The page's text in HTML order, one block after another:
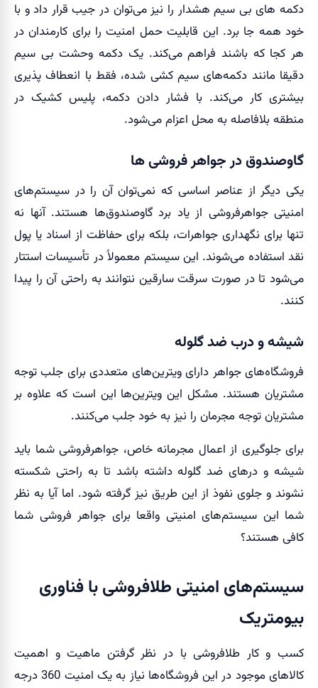
دکمه های بی سیم هشدار را نیز می‌توان در جیب قرار داد و با
خود همه جا برد. این قابلیت حمل امنیت را برای کارمندان در
هر کجا که باشند فراهم می‌کند. یک دکمه وحشت بی سیم
دقیقا مانند دکمه‌های سیم کشی شده، فقط با انعطاف پذیری
بیشتری کار می‌کند. با فشار دادن دکمه، پلیس کشیک در
منطقه بلافاصله به محل اعزام می‌شود.
گاوصندوق در جواهر فروشی ها
یکی دیگر از عناصر اساسی که نمی‌توان آن را در سیستم‌های
امنیتی جواهرفروشی از یاد برد گاوصندوق‌ها هستند. آنها نه
تنها برای نگهداری جواهرات، بلکه برای حفاظت از اسناد یا پول
نقد استفاده می‌شوند. این سیستم معمولاً در تأسیسات استتار
می‌شود تا در صورت سرقت سارقین نتوانند به راحتی آن را پیدا
کنند.
شیشه و درب ضد گلوله
فروشگاه‌های جواهر دارای ویترین‌های متعددی برای جلب توجه
مشتریان هستند. مشکل این ویترین‌ها این است که علاوه بر
مشتریان توجه مجرمان را نیز به خود جلب می‌کنند.
برای جلوگیری از اعمال مجرمانه خاص، جواهرفروشی شما باید
شیشه و درهای ضد گلوله داشته باشد تا به راحتی شکسته
نشوند و جلوی نفوذ از این طریق نیز گرفته شود. اما آیا به نظر
شما این سیستم‌های امنیتی واقعا برای جواهر فروشی شما
کافی هستند؟
سیستم‌های امنیتی طلافروشی با فناوری
بیومتریک
کسب و کار طلافروشی با در نظر گرفتن ماهیت و اهمیت
کالاهای موجود در این فروشگاه‌ها نیاز به یک امنیت 360 درجه